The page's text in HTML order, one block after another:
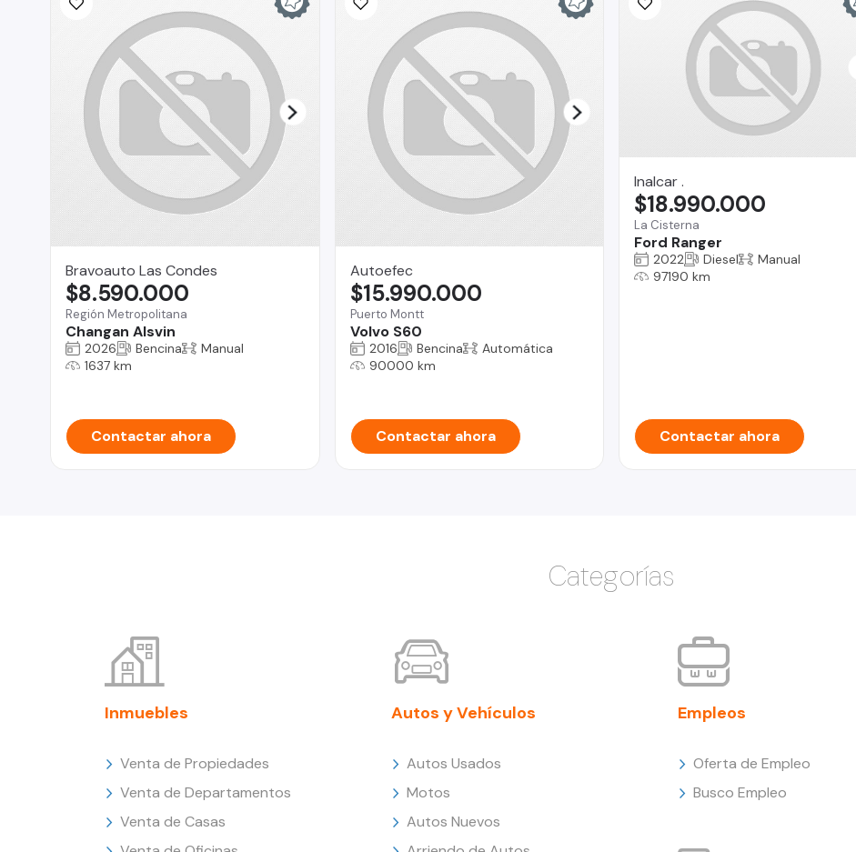
Bravoauto Las Condes
Región Metropolitana
Changan Alsvin
$8.590.000
2026 Bencina
Manual
1637 km
Contactar ahora
Autoefec
Puerto Montt
Volvo S60
$15.990.000
2016 Bencina
Automática
90000 km
Contactar ahora
Inalcar .
La Cisterna
Ford Ranger
$18.990.000
2022 Diesel
Manual
97190 km
Contactar ahora
Categorías
Inmuebles
Venta de Propiedades
Venta de Departamentos
Venta de Casas
Autos y Vehículos
Autos Usados
Motos
Autos Nuevos
Empleos
Oferta de Empleo
Busco Empleo